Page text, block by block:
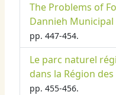
The Problems of
Dannieh
pp. 447-454.
Le parc naturel
dans la Région
pp. 455-456.